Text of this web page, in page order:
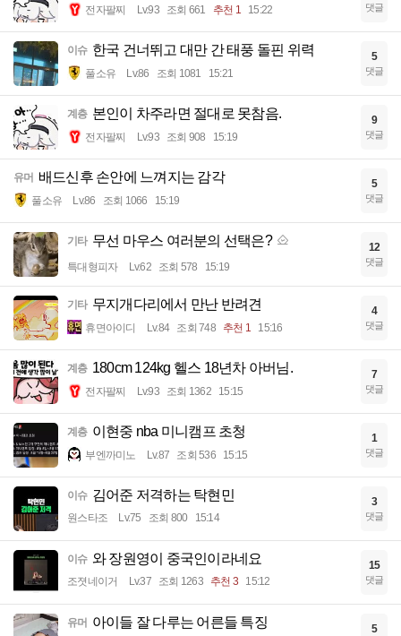
전자팔찌 Lv.93 조회 661 추천 1 15:22 댓글
이슈 한국 건너뛰고 대만 간 태풍 돌핀 위력
풀소유 Lv.86 조회 1081 15:21
5
댓글
계층 본인이 차주라면 절대로 못참음.
전자팔찌 Lv.93 조회 908 15:19
9
댓글
유머 배드신후 손안에 느껴지는 감각
풀소유 Lv.86 조회 1066 15:19
5
댓글
기타 무선 마우스 여러분의 선택은?
특대형피자 Lv.62 조회 578 15:19
12
댓글
기타 무지개다리에서 만난 반려견
휴면아이디 Lv.84 조회 748 추천 1 15:16
4
댓글
계층 180cm 124kg 헬스 18년차 아버님.
전자팔찌 Lv.93 조회 1362 15:15
7
댓글
계층 이현중 nba 미니캠프 초청
부엔까미노 Lv.87 조회 536 15:15
1
댓글
이슈 김어준 저격하는 탁현민
원스타조 Lv.75 조회 800 15:14
3
댓글
이슈 와 장원영이 중국인이라네요
조졋네이거 Lv.37 조회 1263 추천 3 15:12
15
댓글
유머 아이들 잘 다루는 어른들 특징 5